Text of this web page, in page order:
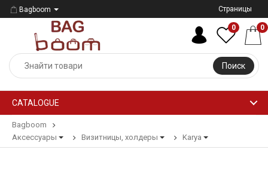
Bagboom Страницы
Поиск
0 0
CATALOGUE
Bagboom
Аксессуары
Визитницы, холдеры Karya